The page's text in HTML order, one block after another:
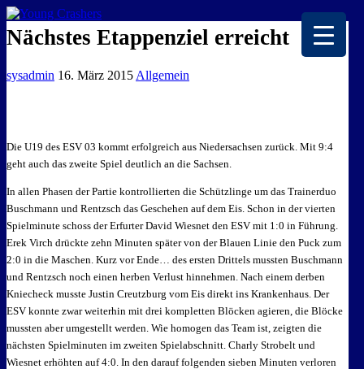
EISKALTE LEIDENSCHAFT
Nächstes Etappenziel erreicht
sysadmin 16. März 2015 Allgemein
Die U19 des ESV 03 kommt erfolgreich aus Niedersachsen zurück. Mit 9:4
geht auch das zweite Spiel deutlich an die Sachsen.
In allen Phasen der Partie kontrollierten die Schützlinge um das Trainerduo
Buschmann und Rentzsch das Geschehen auf dem Eis. Schon in der vierten
Spielminute schoss der Erfurter David Wiesnet den ESV mit 1:0 in Führung.
Erek Virch drückte zehn Minuten später von der Blauen Linie den Puck zum
2:0 in die Maschen. Kurz vor Ende… des ersten Drittels mussten Buschmann
und Rentzsch noch einen herben Verlust hinnehmen. Nach einem derben
Kniecheck musste Justin Creutzburg vom Eis direkt ins Krankenhaus. Der
ESV konnte zwar weiterhin mit drei kompletten Blöcken agieren, die Blöcke
mussten aber umgestellt werden. Wie homogen das Team ist, zeigten die
nächsten Spielminuten im zweiten Spielabschnitt. Charly Strobelt und
Wiesnet erhöhten auf 4:0. In den darauf folgenden sieben Minuten verloren